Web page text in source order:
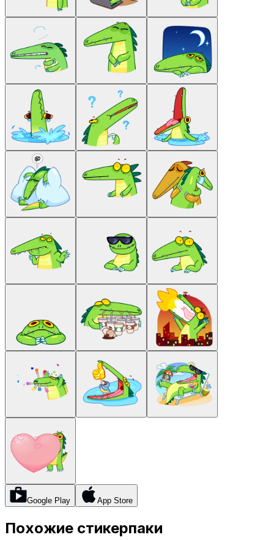
Google Play App Store
Похожие стикерпаки